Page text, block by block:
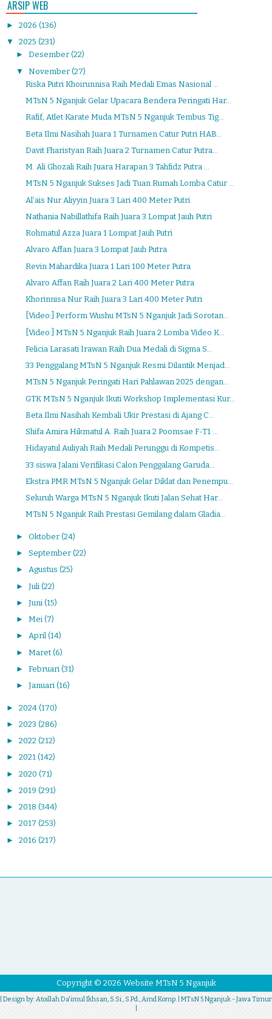
ARSIP WEB
► 2026 (136)
▼ 2025 (231)
► Desember (22)
▼ November (27)
Riska Putri Khoirunnisa Raih Medali Emas Nasional ...
MTsN 5 Nganjuk Gelar Upacara Bendera Peringati Har...
Rafif, Atlet Karate Muda MTsN 5 Nganjuk Tembus Tig...
Beta Ilmi Nasihah Juara 1 Turnamen Catur Putri HAB...
Davit Fharistyan Raih Juara 2 Turnamen Catur Putra...
M. Ali Ghozali Raih Juara Harapan 3 Tahfidz Putra ...
MTsN 5 Nganjuk Sukses Jadi Tuan Rumah Lomba Catur ...
Al’ais Nur Aliyyin Juara 3 Lari 400 Meter Putri
Nathania Nabillathifa Raih Juara 3 Lompat Jauh Putri
Rohmatul Azza Juara 1 Lompat Jauh Putri
Alvaro Affan Juara 3 Lompat Jauh Putra
Revin Mahardika Juara 1 Lari 100 Meter Putra
Alvaro Affan Raih Juara 2 Lari 400 Meter Putra
Khorinnisa Nur Raih Juara 3 Lari 400 Meter Putri
[Video:] Perform Wushu MTsN 5 Nganjuk Jadi Sorotan...
[Video:] MTsN 5 Nganjuk Raih Juara 2 Lomba Video K...
Felicia Larasati Irawan Raih Dua Medali di Sigma S...
33 Penggalang MTsN 5 Nganjuk Resmi Dilantik Menjad...
MTsN 5 Nganjuk Peringati Hari Pahlawan 2025 dengan...
GTK MTsN 5 Nganjuk Ikuti Workshop Implementasi Kur...
Beta Ilmi Nasihah Kembali Ukir Prestasi di Ajang C...
Shifa Amira Hikmatul A. Raih Juara 2 Poomsae F-T1 ...
Hidayatul Auliyah Raih Medali Perunggu di Kompetis...
33 siswa Jalani Verifikasi Calon Penggalang Garuda...
Ekstra PMR MTsN 5 Nganjuk Gelar Diklat dan Penempu...
Seluruh Warga MTsN 5 Nganjuk Ikuti Jalan Sehat Har...
MTsN 5 Nganjuk Raih Prestasi Gemilang dalam Gladia...
► Oktober (24)
► September (22)
► Agustus (25)
► Juli (22)
► Juni (15)
► Mei (7)
► April (14)
► Maret (6)
► Februari (31)
► Januari (16)
► 2024 (170)
► 2023 (286)
► 2022 (212)
► 2021 (142)
► 2020 (71)
► 2019 (291)
► 2018 (344)
► 2017 (253)
► 2016 (217)
Copyright © 2026 Website MTsN 5 Nganjuk
| Design by: Atoillah Da'imul Ikhsan, S.Si., S.Pd., Amd.Komp.
| MTsN 5 Nganjuk - Jawa Timur